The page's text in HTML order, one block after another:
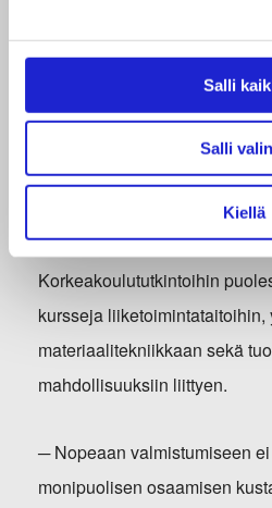
Salli
Salli
Kiellä
Ammatillisesta koulutuksesta
kielitaito, digitaidot sekä
vastaajilta kriittistä palautetta.
Korkeakoulututkintoihin
kursseja
materiaalitekniikkaan sekä
mahdollisuuksiin liittyen.
─ Nopeaan valmistumiseen
monipuolisen osaamisen